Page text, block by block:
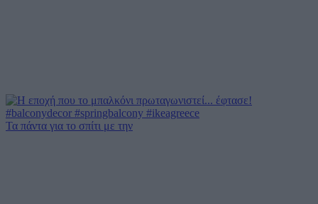
Τα πάντα για το σπίτι με την